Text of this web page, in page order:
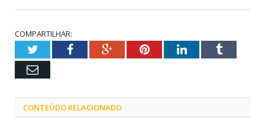
COMPARTILHAR:
TwitterFacebookGoogle+PinterestLinkedInTumblr
Email
CONTEÚDO RELACIONADO